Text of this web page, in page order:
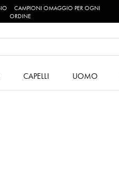
CAMPIONI OMAGGIO PER OGNI
ORDINE
CAPELLI UOMO